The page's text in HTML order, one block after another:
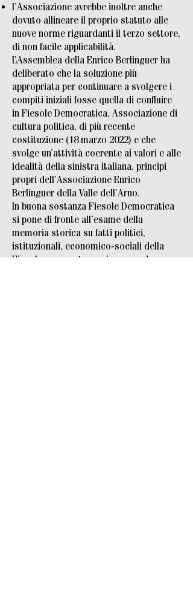
l’Associazione avrebbe inoltre anche
dovuto allineare il proprio statuto alle
nuove norme riguardanti il terzo settore,
di non facile applicabilità.
L’Assemblea della Enrico Berlinguer ha
deliberato che la soluzione più
appropriata per continuare a svolgere i
compiti iniziali fosse quella di confluire
in Fiesole Democratica, Associazione di
cultura politica, di più recente
costituzione (18 marzo 2022) e che
svolge un’attività coerente ai valori e alle
idealità della sinistra italiana, principi
propri dell’Associazione Enrico
Berlinguer della Valle dell’Arno.
In buona sostanza Fiesole Democratica
si pone di fronte all’esame della
memoria storica su fatti politici,
istituzionali, economico-sociali della
Fiesole novecentesca, in un quadro